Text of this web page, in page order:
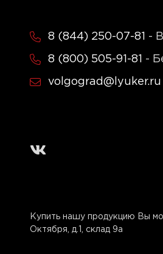
8 (844) 250-07-81 -
8 (800) 505-91-81 -
volgograd@lyuker.ru
Купить нашу продукцию Вы
Октября, д.1, склад 9а